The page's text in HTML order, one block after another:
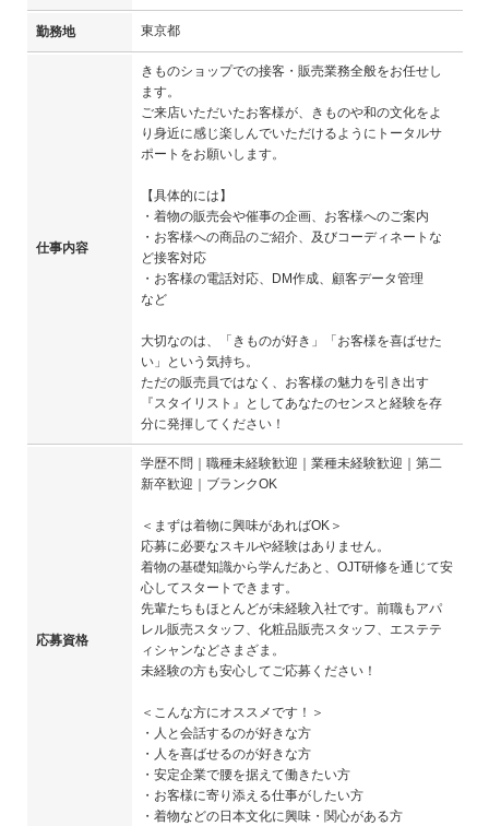
勤務地 東京都
仕事内容
きものショップでの接客・販売業務全般をお任せし
ます。
ご来店いただいたお客様が、きものや和の文化をよ
り身近に感じ楽しんでいただけるようにトータルサ
ポートをお願いします。
【具体的には】
・着物の販売会や催事の企画、お客様へのご案内
・お客様への商品のご紹介、及びコーディネートな
ど接客対応
・お客様の電話対応、DM作成、顧客データ管理
など
大切なのは、「きものが好き」「お客様を喜ばせた
い」という気持ち。
ただの販売員ではなく、お客様の魅力を引き出す
『スタイリスト』としてあなたのセンスと経験を存
分に発揮してください！
応募資格
学歴不問｜職種未経験歓迎｜業種未経験歓迎｜第二
新卒歓迎｜ブランクOK
＜まずは着物に興味があればOK＞
応募に必要なスキルや経験はありません。
着物の基礎知識から学んだあと、OJT研修を通じて安
心してスタートできます。
先輩たちもほとんどが未経験入社です。前職もアパ
レル販売スタッフ、化粧品販売スタッフ、エステテ
ィシャンなどさまざま。
未経験の方も安心してご応募ください！
＜こんな方にオススメです！＞
・人と会話するのが好きな方
・人を喜ばせるのが好きな方
・安定企業で腰を据えて働きたい方
・お客様に寄り添える仕事がしたい方
・着物などの日本文化に興味・関心がある方